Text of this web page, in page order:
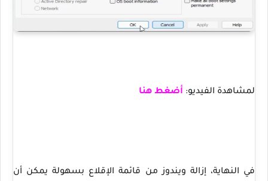
لمشاهدة الفيديو: أضغط هنا
في النهاية، إزالة ويندوز من قائمة الإقلاع بسهولة يمكن أن